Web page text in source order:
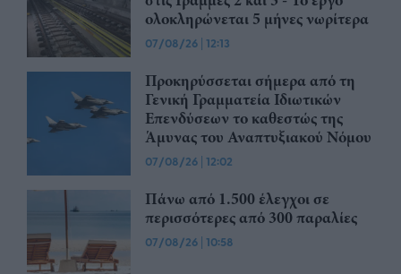
ολοκληρώνεται 5 μήνες νωρίτερα
07/08/26 | 12:13
Προκηρύσσεται σήμερα από τη
Γενική Γραμματεία Ιδιωτικών
Επενδύσεων το καθεστώς της
Άμυνας του Αναπτυξιακού Νόμου
07/08/26 | 12:02
Πάνω από 1.500 έλεγχοι σε
περισσότερες από 300 παραλίες
07/08/26 | 10:58